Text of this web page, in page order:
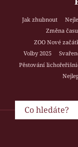
Jak zhubnout
Změna času
ZOO Nové
Volby 2025
Pěstování